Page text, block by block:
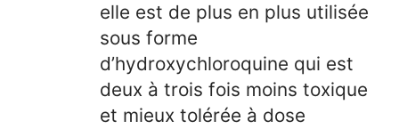
elle est de plus en plus utilisée
sous forme
d’hydroxychloroquine qui est
deux à trois fois moins toxique
et mieux tolérée à dose